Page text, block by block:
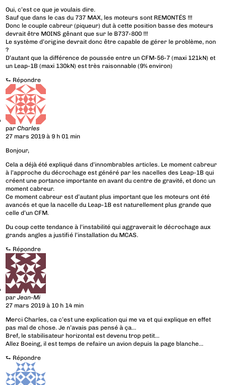
Oui, c’est ce que je voulais dire.
Sauf que dans le cas du 737 MAX, les moteurs sont REMONTÉS !!!
Donc le couple cabreur (piqueur) dut à cette position basse des moteurs
devrait être MOINS gênant que sur le B737-800 !!!
Le système d’origine devrait donc être capable de gérer le problème, non
?
D’autant que la différence de poussée entre un CFM-56-7 (maxi 121kN) et
un Leap-1B (maxi 130kN) est très raisonnable (9% environ)
⮑ Répondre
parCharles
27 mars 2019 à 9 h 01 min
Bonjour,
Cela a déjà été expliqué dans d’innombrables articles. Le moment cabreur
à l’approche du décrochage est généré par les nacelles des Leap-1B qui
créent une portance importante en avant du centre de gravité, et donc un
moment cabreur.
Ce moment cabreur est d’autant plus important que les moteurs ont été
avancés et que la nacelle du Leap-1B est naturellement plus grande que
celle d’un CFM.
Du coup cette tendance à l’instabilité qui aggraverait le décrochage aux
grands angles a justifié l’installation du MCAS.
⮑ Répondre
parJean-Mi
27 mars 2019 à 10 h 14 min
Merci Charles, ca c’est une explication qui me va et qui explique en effet
pas mal de chose. Je n’avais pas pensé à ça…
Bref, le stabilisateur horizontal est devenu trop petit…
Allez Boeing, il est temps de refaire un avion depuis la page blanche…
⮑ Répondre